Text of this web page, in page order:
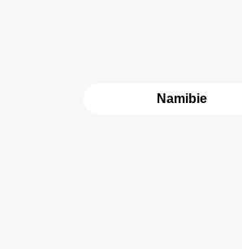
Namibie